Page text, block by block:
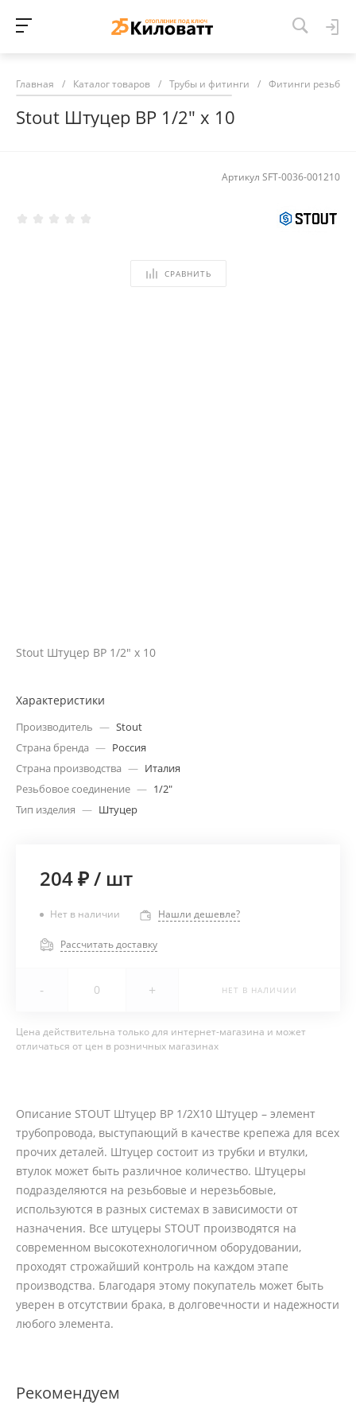
Главная / Каталог товаров / Трубы и фитинги / Фитинги
Stout Штуцер ВР 1/2" х 10
Артикул SFT-0036-001210
СРАВНИТЬ
Stout Штуцер ВР 1/2" х 10
Характеристики
Производитель — Stout
Страна бренда — Россия
Страна производства — Италия
Резьбовое соединение — 1/2"
Тип изделия — Штуцер
204 ₽/ шт
Нет в наличии Нашли дешевле?
Рассчитать доставку
- + НЕТ В НАЛИЧИИ
Цена действительна только для интернет-магазина и может
отличаться от цен в розничных магазинах
Описание STOUT Штуцер ВР 1/2X10 Штуцер – элемент
трубопровода, выступающий в качестве крепежа для всех
прочих деталей. Штуцер состоит из трубки и втулки,
втулок может быть различное количество. Штуцеры
подразделяются на резьбовые и нерезьбовые,
используются в разных системах в зависимости от
назначения. Все штуцеры STOUT производятся на
современном высокотехнологичном оборудовании,
проходят строжайший контроль на каждом этапе
производства. Благодаря этому покупатель может быть
уверен в отсутствии брака, в долговечности и надежности
любого элемента.
Рекомендуем